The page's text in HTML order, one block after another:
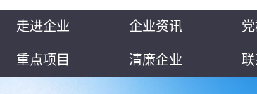
走进企业 企业资讯
重点项目 清廉企业